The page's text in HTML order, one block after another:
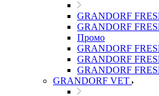
GRANDORF
GRANDORF
Промо
GRANDORF
GRANDORF
GRANDORF
GRANDORF VET